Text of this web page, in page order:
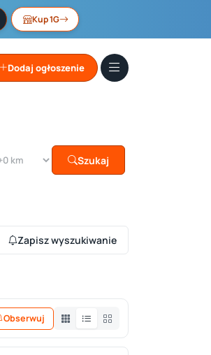
Kup 1G
Dodaj ogłoszenie
Szukaj
Zapisz wyszukiwanie
Obserwuj